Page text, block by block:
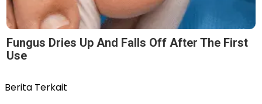
Fungus Dries Up And Falls Off After The First
Use
Berita Terkait